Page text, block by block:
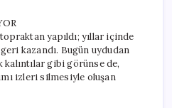
yapıldı; yıllar içinde
kazandı. Bugün uydudan
kalıntılar gibi görünse de,
izleri silmesiyle oluşan